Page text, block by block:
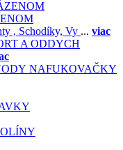
, Schodíky, Vy ... viac
A ODDYCH
NAFUKOVAČKY